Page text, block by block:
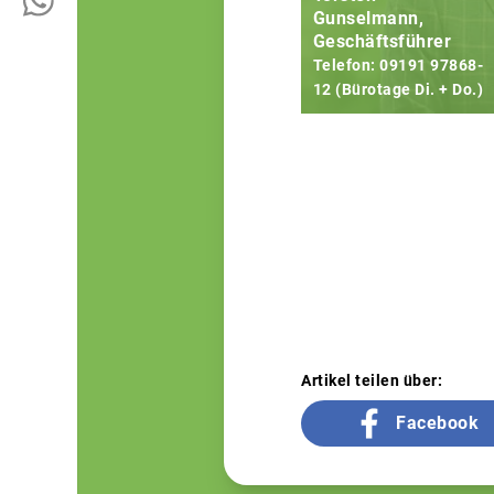
Gunselmann,
Geschäftsführer
Telefon: 09191 97868-
12 (Bürotage Di. + Do.)
Artikel teilen über:
Facebook